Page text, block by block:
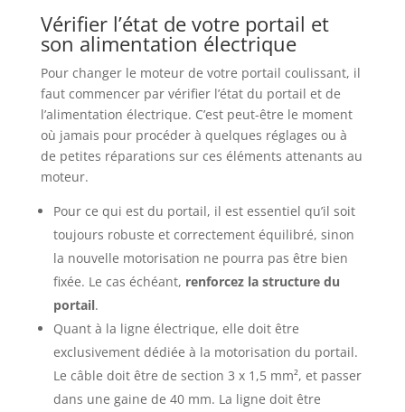
Vérifier l’état de votre portail et
son alimentation électrique
Pour changer le moteur de votre portail coulissant, il
faut commencer par vérifier l’état du portail et de
l’alimentation électrique. C’est peut-être le moment
où jamais pour procéder à quelques réglages ou à
de petites réparations sur ces éléments attenants au
moteur.
Pour ce qui est du portail, il est essentiel qu’il soit
toujours robuste et correctement équilibré, sinon
la nouvelle motorisation ne pourra pas être bien
fixée. Le cas échéant, renforcez la structure du
portail.
Quant à la ligne électrique, elle doit être
exclusivement dédiée à la motorisation du portail.
Le câble doit être de section 3 x 1,5 mm², et passer
dans une gaine de 40 mm. La ligne doit être